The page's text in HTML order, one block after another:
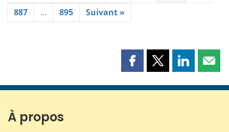
887
… 895 Suivant »
Partager
page
Partager
page
Partager
page page
À propos